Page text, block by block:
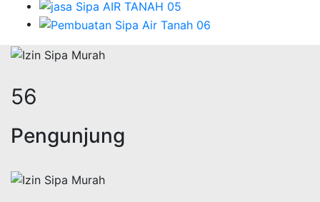
74
Pengunjung